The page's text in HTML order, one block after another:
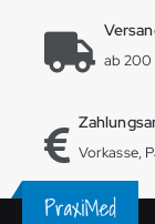
ab 200
Vorkasse,